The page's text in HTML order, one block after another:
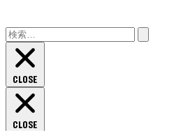
検
索:
CLOSE
CLOSE